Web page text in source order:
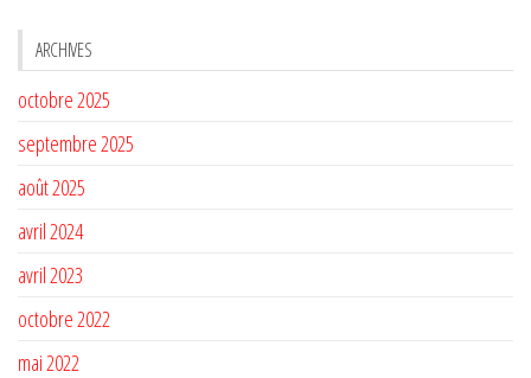
ARCHIVES
octobre 2025
septembre 2025
août 2025
avril 2024
avril 2023
octobre 2022
mai 2022